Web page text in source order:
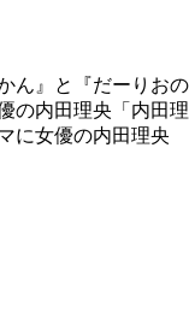
ん』と『だーりおの
の内田理央「内田理
に女優の内田理央